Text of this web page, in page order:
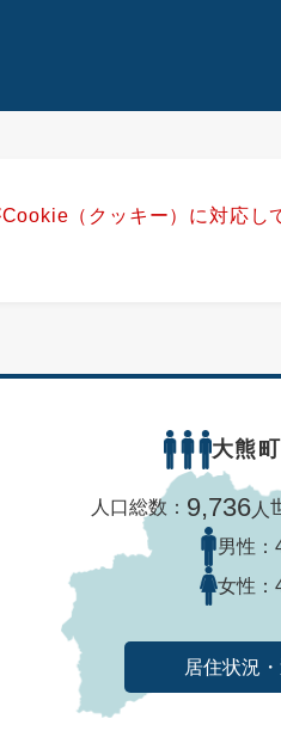
（クッキー）に対応し
大熊
人口総数： 9,736 人
男性：
女性：
居住状況